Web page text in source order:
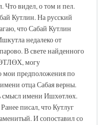
Что видел, о том и пел.
Кутлин. На русский
что Сабай Кутлин
недалеко от
В свете найденного
могу
мои предположения по
отца Сабая верны.
смысл имени Ишхөтлөх.
писал, что Кутлуг
И сопоставил со